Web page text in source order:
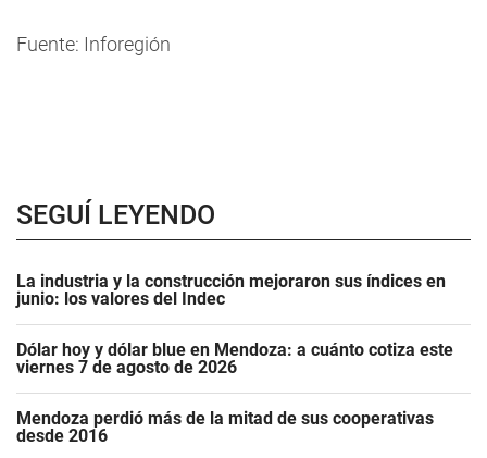
Fuente: Inforegión
SEGUÍ LEYENDO
La industria y la construcción mejoraron sus índices en
junio: los valores del Indec
Dólar hoy y dólar blue en Mendoza: a cuánto cotiza este
viernes 7 de agosto de 2026
Mendoza perdió más de la mitad de sus cooperativas
desde 2016